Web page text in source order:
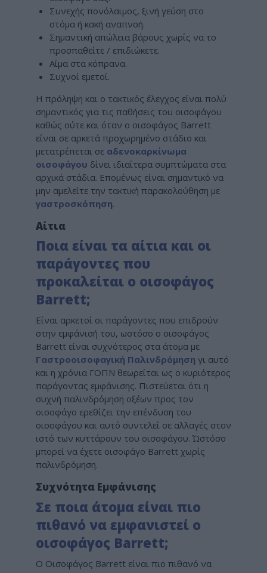
Συνεχής πονόλαιμος, ξινή γεύση στο
στόμα ή κακή αναπνοή.
Σημαντική απώλεια βάρους χωρίς να το
προσπαθείτε / επιδιώκετε.
Αίμα στα κόπρανα.
Συχνοί εμετοί.
Η πρόληψη και ο τακτικός έλεγχος είναι πολύ
σημαντικός για τις παθήσεις του οισοφάγου
καθώς ούτε και όταν ο οισοφάγος Barrett
είναι σε αρκετά προχωρημένο στάδιο και
μετατρέπεται σε αδενοκαρκίνωμα
οισοφάγου δίνει ιδιαίτερα συμπτώματα στα
αρχικά στάδια. Επομένως είναι σημαντικό να
μην αμελείτε την τακτική παρακολούθηση με
γαστροσκόπηση.
Αίτια
Ποια είναι τα αίτια και οι
παράγοντες που
προκαλείται ο οισοφάγος
Barrett;
Είναι αρκετοί οι παράγοντες που επιδρούν
στην εμφάνισή του, ωστόσο ο οισοφάγος
Barrett είναι συχνότερος στα άτομα με
Γαστροοισοφαγική Παλινδρόμηση γι αυτό
και η χρόνια ΓΟΠΝ θεωρείται ως ο κυριότερος
παράγοντας εμφάνισης. Πιστεύεται ότι η
συχνή παλινδρόμηση οξέων προς τον
οισοφάγο ερεθίζει την επένδυση του
οισοφάγου και αυτό συντελεί σε αλλαγές στον
ιστό των κυττάρουν του οισοφάγου. Ώστόσο
μπορεί να έχετε οισοφάγο Barrett χωρίς
παλινδρόμηση.
Συχνότητα Εμφάνισης
Σε ποια άτομα είναι πιο
πιθανό να εμφανιστεί ο
οισοφάγος Barrett;
Ο Οισοφάγος Barrett είναι πιο πιθανό να